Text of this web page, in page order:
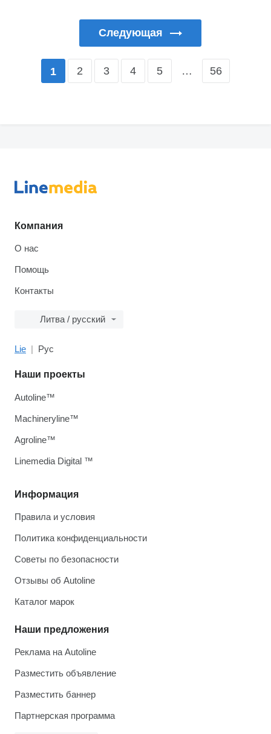
Следующая
1 2 3 4 5 … 56
Компания
О нас
Помощь
Контакты
Литва / русский
Lie Рус
Информация
Правила и условия
Политика конфиденциальности
Советы по безопасности
Отзывы об Autoline
Каталог марок
Наши предложения
Реклама на Autoline
Разместить объявление
Разместить баннер
Партнерская программа
Наши проекты
Autoline™
Machineryline™
Agroline™
Linemedia Digital ™